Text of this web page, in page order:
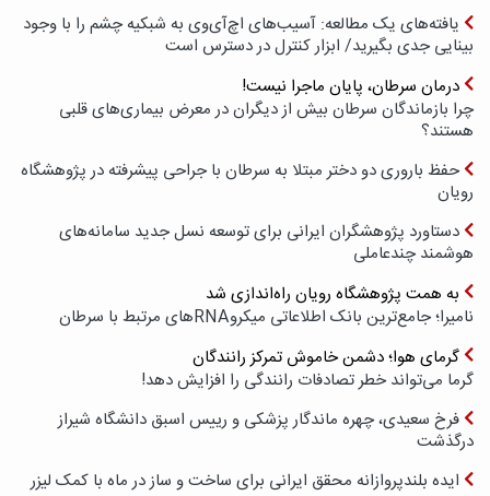
یافته‌های یک مطالعه: آسیب‌های اچ‌آی‌وی به شبکیه چشم را با وجود
بینایی جدی بگیرید/ ابزار کنترل در دسترس است
درمان سرطان، پایان ماجرا نیست!
چرا بازماندگان سرطان بیش از دیگران در معرض بیماری‌های قلبی
هستند؟
حفظ باروری دو دختر مبتلا به سرطان با جراحی پیشرفته در پژوهشگاه
رویان
دستاورد پژوهشگران ایرانی برای توسعه نسل جدید سامانه‌های
هوشمند چندعاملی
به همت پژوهشگاه رویان راه‌اندازی شد
نامیرا؛ جامع‌ترین بانک اطلاعاتی میکروRNAهای مرتبط با سرطان
گرمای هوا؛ دشمن خاموش تمرکز رانندگان
گرما می‌تواند خطر تصادفات رانندگی را افزایش دهد!
فرخ سعیدی، چهره ماندگار پزشکی و رییس اسبق دانشگاه شیراز
درگذشت
ایده بلندپروازانه محقق ایرانی برای ساخت و ساز در ماه با کمک لیزر